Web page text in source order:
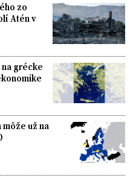
zo
Atén v
grécke
môže už na